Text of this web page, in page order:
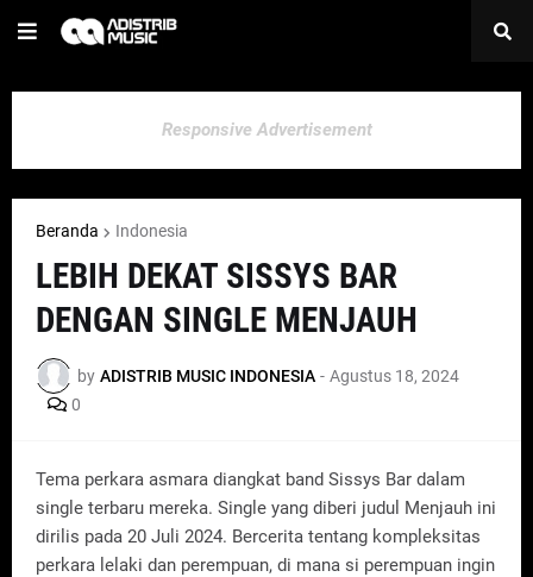
Responsive Advertisement
Beranda Indonesia
LEBIH DEKAT SISSYS BAR
DENGAN SINGLE MENJAUH
by ADISTRIB MUSIC INDONESIA - Agustus 18, 2024
0
Tema perkara asmara diangkat band Sissys Bar dalam
single terbaru mereka. Single yang diberi judul Menjauh ini
dirilis pada 20 Juli 2024. Bercerita tentang kompleksitas
perkara lelaki dan perempuan, di mana si perempuan ingin